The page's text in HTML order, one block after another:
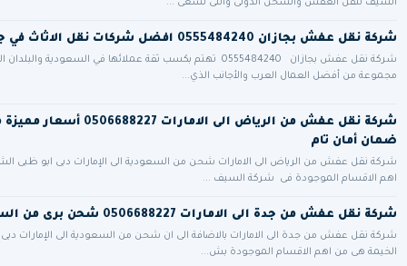
السيف لنقل العفش والشحن الدولى والتى نسعى ...
شركة نقل عفش بجازان 0555484240 افضل شركات نقل الاثاث في جيزان
شركة نقل عفش بجازان 0555484240 تهتم بكسب ثقة عملائها في السعودية
مجموعة من أفضل العمال العرب والأجانب الذي...
شركة نقل عفش من الرياض الى
ضمان أمان تام
شركة نقل عفش من الرياض الى الامارات شحن من السعودية الى الإمارات دبى ابو ظبى
اهم الاقسام الموجودة فى شركة السيف ...
شركة نقل عفش من جدة الى الامارات 0506688227 شحن برى من السعودية للامارات
شركة نقل عفش من جدة الى الامارات بالاضافة الى ان شحن من السعودية الى الإمارات
الخيمة هى من اهم الاقسام الموجودة بش...